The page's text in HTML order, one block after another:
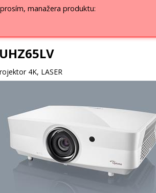
manažera produktu:
4K, LASER